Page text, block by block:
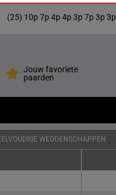
(25) 10p 7p 4p 4p 3p 7p 3p 3p
Jouw favoriete
paarden
WEDDENSCHAPPEN